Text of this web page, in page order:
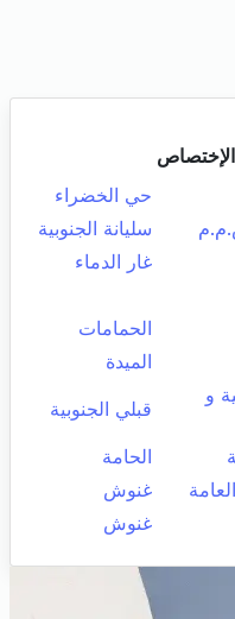
حي الخضراء
سليانة الجنوبية
غار الدماء
الحمامات
الميدة
و
قبلي الجنوبية
الحامة
غنوش
غنوش